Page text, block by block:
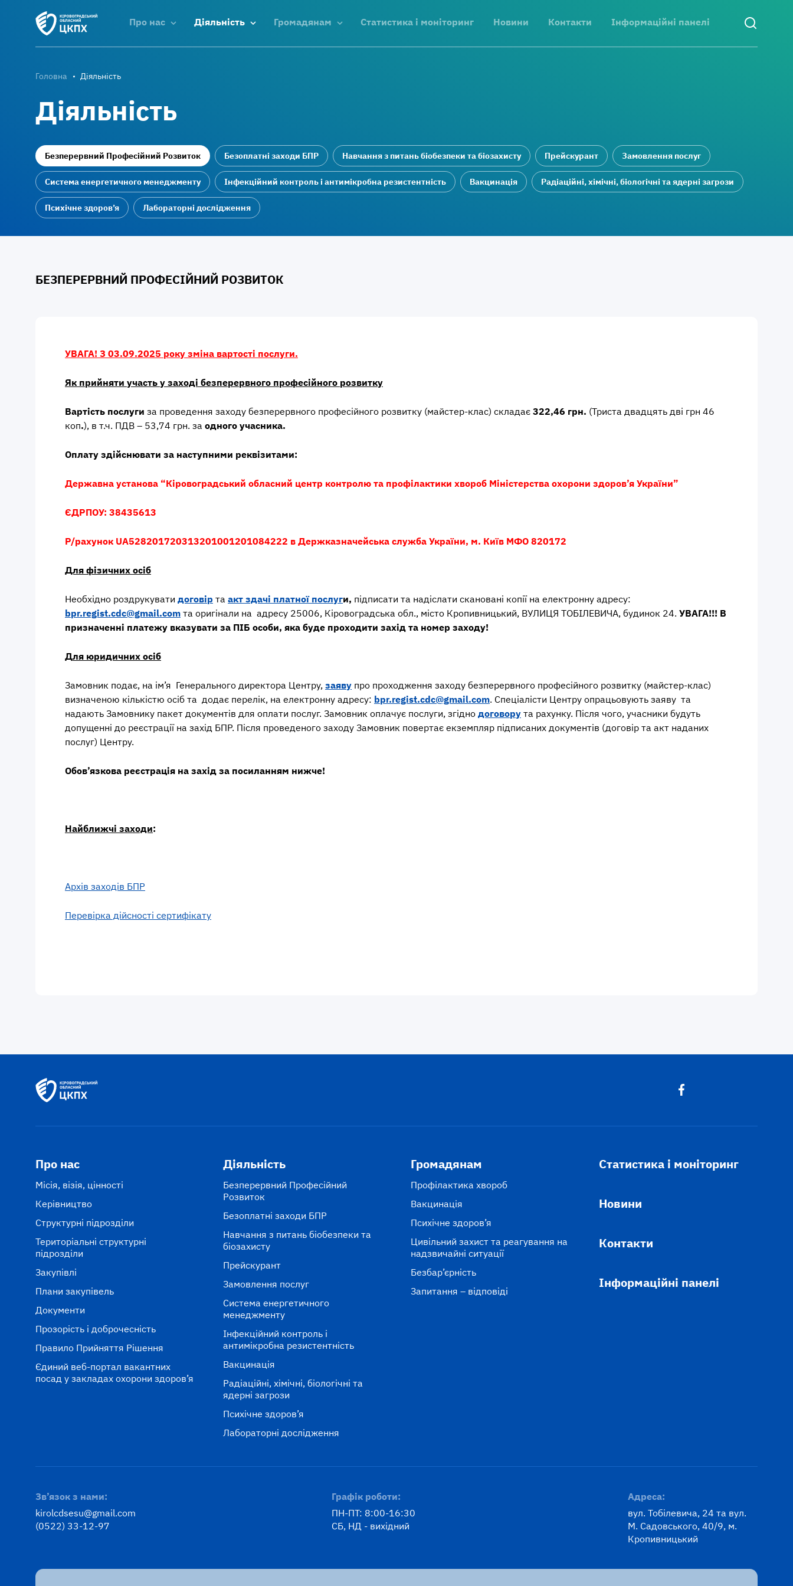
Про нас Діяльність Громадянам Статистика і моніторинг Новини Контакти Інформаційні панелі
Головна Діяльність
Діяльність
Безперервний Професійний Розвиток Безоплатні заходи БПР Навчання з питань біобезпеки та біозахисту Прейскурант Замовлення послуг
Система енергетичного менеджменту Інфекційний контроль і антимікробна резистентність Вакцинація Радіаційні, хімічні, біологічні та ядерні загрози
Психічне здоров’я Лабораторні дослідження
БЕЗПЕРЕРВНИЙ ПРОФЕСІЙНИЙ РОЗВИТОК
УВАГА! З 03.09.2025 року зміна вартості послуги.
Як прийняти участь у заході безперервного професійного розвитку
Вартість послуги за проведення заходу безперервного професійного розвитку (майстер-клас) складає 322,46 грн. (Триста двадцять дві грн 46
коп.), в т.ч. ПДВ – 53,74 грн. за одного учасника.
Оплату здійснювати за наступними реквізитами:
Державна установа “Кіровоградський обласний центр контролю та профілактики хвороб Міністерства охорони здоров’я України”
ЄДРПОУ: 38435613
Р/рахунок UA528201720313201001201084222 в Держказначейська служба України, м. Київ МФО 820172
Для фізичних осіб
Необхідно роздрукувати договір та акт здачі платної послуги, підписати та надіслати скановані копії на електронну адресу:
bpr.regist.cdc@gmail.com та оригінали на адресу 25006, Кіровоградська обл., місто Кропивницький, ВУЛИЦЯ ТОБІЛЕВИЧА, будинок 24. УВАГА!!! В
призначенні платежу вказувати за ПІБ особи, яка буде проходити захід та номер заходу!
Для юридичних осіб
Замовник подає, на ім’я Генерального директора Центру, заяву про проходження заходу безперервного професійного розвитку (майстер-клас)
визначеною кількістю осіб та додає перелік, на електронну адресу: bpr.regist.cdc@gmail.com. Спеціалісти Центру опрацьовують заяву та
надають Замовнику пакет документів для оплати послуг. Замовник оплачує послуги, згідно договору та рахунку. Після чого, учасники будуть
допущенні до реєстрації на захід БПР. Після проведеного заходу Замовник повертає екземпляр підписаних документів (договір та акт наданих
послуг) Центру.
Обов’язкова реєстрація на захід за посиланням нижче!
Найближчі заходи:
Архів заходів БПР
Перевірка дійсності сертифікату
Про нас
Місія, візія, цінності
Керівництво
Структурні підрозділи
Територіальні структурні
підрозділи
Закупівлі
Плани закупівель
Документи
Прозорість і доброчесність
Правило Прийняття Рішення
Єдиний веб-портал вакантних
посад у закладах охорони здоров’я
Діяльність
Безперервний Професійний
Розвиток
Безоплатні заходи БПР
Навчання з питань біобезпеки та
біозахисту
Прейскурант
Замовлення послуг
Система енергетичного
менеджменту
Інфекційний контроль і
антимікробна резистентність
Вакцинація
Радіаційні, хімічні, біологічні та
ядерні загрози
Психічне здоров’я
Лабораторні дослідження
Громадянам
Профілактика хвороб
Вакцинація
Психічне здоров’я
Цивільний захист та реагування на
надзвичайні ситуації
Безбар’єрність
Запитання – відповіді
Статистика і моніторинг
Новини
Контакти
Інформаційні панелі
Зв’язок з нами:
kirolcdsesu@gmail.com
(0522) 33-12-97
Графік роботи:
ПН-ПТ: 8:00-16:30
СБ, НД - вихідний
Адреса:
вул. Тобілевича, 24 та вул.
М. Садовського, 40/9, м.
Кропивницький